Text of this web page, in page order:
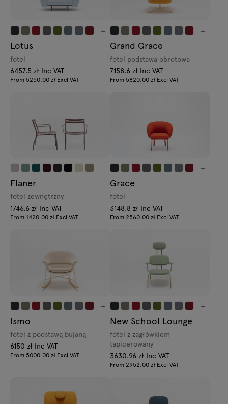
+
Lotus
fotel
6457.5 zł Inc VAT
From 5250.00 zł Excl VAT
+
Grand Grace
fotel podstawa obrotowa
7158.6 zł Inc VAT
From 5820.00 zł Excl VAT
Flaner
fotel zewnętrzny
1746.6 zł Inc VAT
From 1420.00 zł Excl VAT
+
Grace
fotel
3148.8 zł Inc VAT
From 2560.00 zł Excl VAT
+
Ismo
fotel z podstawą bujaną
6150 zł Inc VAT
From 5000.00 zł Excl VAT
+
New School Lounge
fotel z zagłówkiem
tapicerowany
3630.96 zł Inc VAT
From 2952.00 zł Excl VAT